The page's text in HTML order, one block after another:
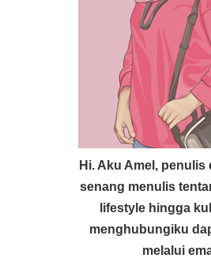
Hi. Aku Amel, penulis
senang menulis
lifestyle hingga
menghubungiku
melalui